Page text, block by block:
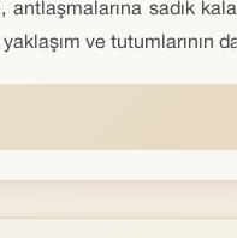
sadık
ve tutumlarının